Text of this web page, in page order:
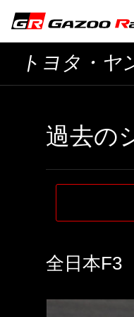
トヨタ・ヤ
過去の
全日本F3